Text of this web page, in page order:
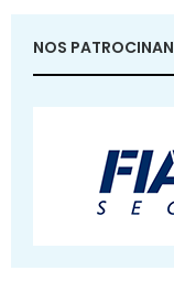
NOS PATROCINAN